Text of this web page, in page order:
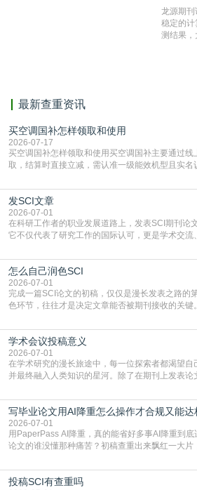
测时注
表文献
龙源期刊
稳定的计
测结果，
最新查重资讯
买空调国补怎样领取和使用
2026-07-17
买空调国补怎样领取和使用买空调国补主要通过线
取，结算时直接立减‌，需认准一级能效机型且实名
能领到补贴首选‌京东APP‌搜索专属口令(如【家电
4949】等，口令会随活动更新，以页面显示为准)
复制粘贴【8$FKFGgJq
发SCI文章
2026-07-01
在科研工作者的职业发展道路上，发表SCI期刊论
它不仅代表了研究工作的国际认可，更是学术交流
战与困惑。从选题立意到投稿回应，每一步都需
篇AEIC学术交流中心小编就为大家介绍“发SCI文章
一步发表SCI文章，首要解决的问题是“投
怎么自己润色SCI
2026-07-01
完成一篇SCI论文的初稿，仅仅是漫长发表之路的
色环节，往往才是决定文章能否被期刊接收的关键
质量，更能在此过程中深化对学术写作的理解。
文，使其在语言和学术表达上更符合国际期刊的要
习的技能。本篇AEIC学术交流中心小编就为大家介
学术会议投稿意义
2026-07-01
在学术研究的漫长旅途中，每一位探索者都渴望自
并最终融入人类知识的星河。除了在期刊上发表论
广阔学术天地的大门，连接着个体研究与社会网
就为大家介绍“学术会议投稿意义”。一、加速研究
常具有周期短、时效性强的特点。相比期刊漫长的
写毕业论文用AI降重怎么操作才合规又能达
2026-07-01
用PaperPass AI降重，真的能省好多事AI降重到
论文的谁没懂那种痛苦？初稿查重出来飘红一大片
到秃头。这时候靠谱的AI降重真的就是救命稻草，
三天都做不完的事。不是所有人都需要用AI降重，
投稿SCI有查重吗